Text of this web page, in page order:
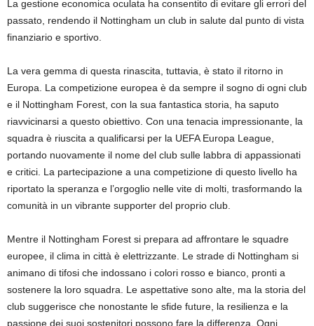
La gestione economica oculata ha consentito di evitare gli errori del
passato, rendendo il Nottingham un club in salute dal punto di vista
finanziario e sportivo.
La vera gemma di questa rinascita, tuttavia, è stato il ritorno in
Europa. La competizione europea è da sempre il sogno di ogni club
e il Nottingham Forest, con la sua fantastica storia, ha saputo
riavvicinarsi a questo obiettivo. Con una tenacia impressionante, la
squadra è riuscita a qualificarsi per la UEFA Europa League,
portando nuovamente il nome del club sulle labbra di appassionati
e critici. La partecipazione a una competizione di questo livello ha
riportato la speranza e l’orgoglio nelle vite di molti, trasformando la
comunità in un vibrante supporter del proprio club.
Mentre il Nottingham Forest si prepara ad affrontare le squadre
europee, il clima in città è elettrizzante. Le strade di Nottingham si
animano di tifosi che indossano i colori rosso e bianco, pronti a
sostenere la loro squadra. Le aspettative sono alte, ma la storia del
club suggerisce che nonostante le sfide future, la resilienza e la
passione dei suoi sostenitori possono fare la differenza. Ogni